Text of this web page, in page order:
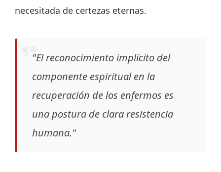
necesitada de certezas eternas.
"El reconocimiento implícito del
componente espiritual en la
recuperación de los enfermos es
una postura de clara resistencia
humana."